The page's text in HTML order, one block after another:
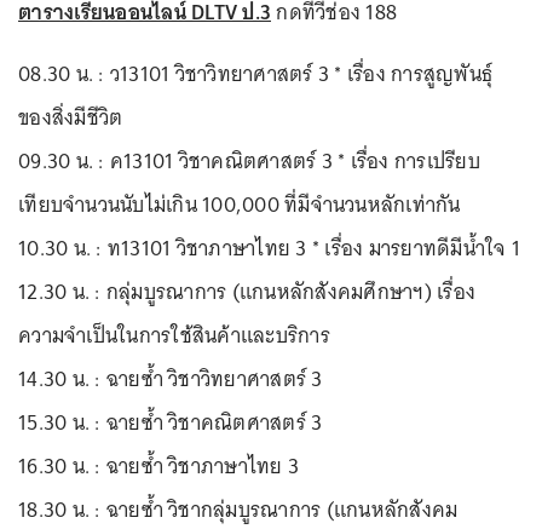
ตารางเรียนออนไลน์ DLTV ป.3กดทีวีช่อง 188
08.30 น. : ว13101 วิชาวิทยาศาสตร์ 3 * เรื่อง การสูญพันธุ์
ของสิ่งมีชีวิต
09.30 น. : ค13101 วิชาคณิตศาสตร์ 3 * เรื่อง การเปรียบ
เทียบจำนวนนับไม่เกิน 100,000 ที่มีจำนวนหลักเท่ากัน
10.30 น. : ท13101 วิชาภาษาไทย 3 * เรื่อง มารยาทดีมีน้ำใจ 1
12.30 น. : กลุ่มบูรณาการ (แกนหลักสังคมศึกษาฯ) เรื่อง
ความจำเป็นในการใช้สินค้าและบริการ
14.30 น. : ฉายซ้ำ วิชาวิทยาศาสตร์ 3
15.30 น. : ฉายซ้ำ วิชาคณิตศาสตร์ 3
16.30 น. : ฉายซ้ำ วิชาภาษาไทย 3
18.30 น. : ฉายซ้ำ วิชากลุ่มบูรณาการ (แกนหลักสังคม